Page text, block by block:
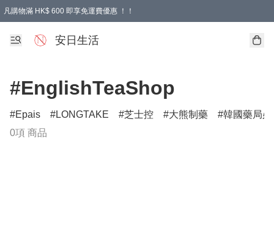
凡購物滿 HK$ 600 即享免運費優惠 ！！
安日生活
#EnglishTeaShop
Epais LONGTAKE 芝士控 大熊制藥
韓國藥局必
0項 商品